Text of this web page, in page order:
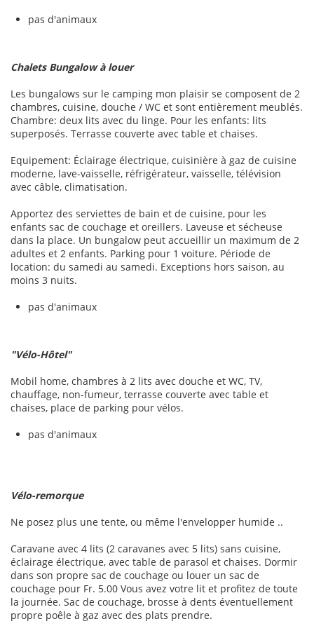
pas d'animaux
Chalets Bungalow à louer
Les bungalows sur le camping mon plaisir se composent de 2
chambres, cuisine, douche / WC et sont entièrement meublés.
Chambre: deux lits avec du linge. Pour les enfants: lits
superposés. Terrasse couverte avec table et chaises.
Equipement: Éclairage électrique, cuisinière à gaz de cuisine
moderne, lave-vaisselle, réfrigérateur, vaisselle, télévision
avec câble, climatisation.
Apportez des serviettes de bain et de cuisine, pour les
enfants sac de couchage et oreillers. Laveuse et sécheuse
dans la place. Un bungalow peut accueillir un maximum de 2
adultes et 2 enfants. Parking pour 1 voiture. Période de
location: du samedi au samedi. Exceptions hors saison, au
moins 3 nuits.
pas d'animaux
"Vélo-Hôtel"
Mobil home, chambres à 2 lits avec douche et WC, TV,
chauffage, non-fumeur, terrasse couverte avec table et
chaises, place de parking pour vélos.
pas d'animaux
Vélo-remorque
Ne posez plus une tente, ou même l'envelopper humide ..
Caravane avec 4 lits (2 caravanes avec 5 lits) sans cuisine,
éclairage électrique, avec table de parasol et chaises. Dormir
dans son propre sac de couchage ou louer un sac de
couchage pour Fr. 5.00 Vous avez votre lit et profitez de toute
la journée. Sac de couchage, brosse à dents éventuellement
propre poêle à gaz avec des plats prendre.